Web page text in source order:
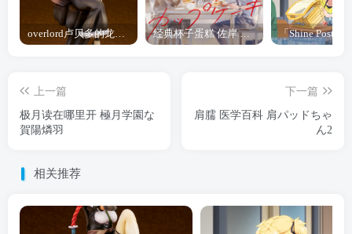
经典杯子蛋糕 佐岸 漫画「经典杯子蛋糕」宣布真人日剧化
上一篇
极月读在哪里开 極月学園な
賀陽燐羽
下一篇
肩臑 医学百科 肩パッドちゃ
ん2
相关推荐